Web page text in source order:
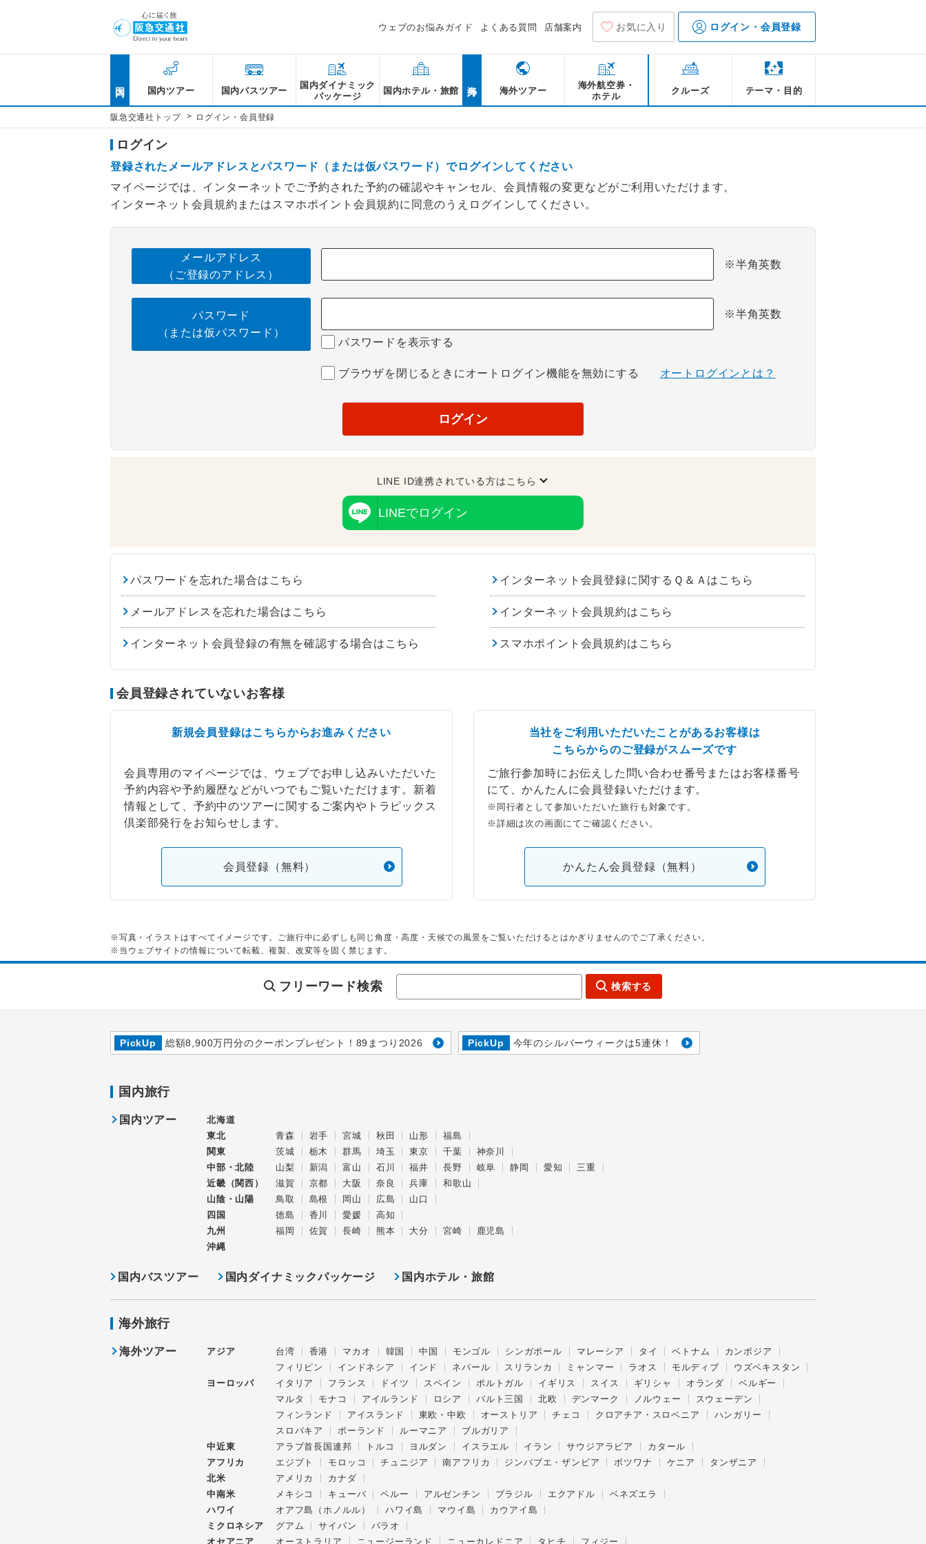
ウェブのお悩みガイド よくある質問 店舗案内 お気に入り ログイン・会員登録
国内ツアー 国内バスツアー
国内ダイナミック
パッケージ
国内ホテル・旅館 海外ツアー
海外航空券・
ホテル
クルーズ テーマ・目的
阪急交通社トップ > ログイン・会員登録
ログイン
登録されたメールアドレスとパスワード（または仮パスワード）でログインしてください
マイページでは、インターネットでご予約された予約の確認やキャンセル、会員情報の変更などがご利用いただけます。
インターネット会員規約またはスマホポイント会員規約に同意のうえログインしてください。
メールアドレス
（ご登録のアドレス）
※半角英数
パスワード
（または仮パスワード）
※半角英数
パスワードを表示する
ブラウザを閉じるときにオートログイン機能を無効にする オートログインとは？
ログイン
LINE ID連携されている方はこちら
LINEでログイン
パスワードを忘れた場合はこちら インターネット会員登録に関するＱ＆Ａはこちら
メールアドレスを忘れた場合はこちら インターネット会員規約はこちら
インターネット会員登録の有無を確認する場合はこちら スマホポイント会員規約はこちら
会員登録されていないお客様
新規会員登録はこちらからお進みください
会員専用のマイページでは、ウェブでお申し込みいただいた
予約内容や予約履歴などがいつでもご覧いただけます。新着
情報として、予約中のツアーに関するご案内やトラピックス
倶楽部発行をお知らせします。
会員登録（無料）
当社をご利用いただいたことがあるお客様は
こちらからのご登録がスムーズです
ご旅行参加時にお伝えした問い合わせ番号またはお客様番号
にて、かんたんに会員登録いただけます。
※同行者として参加いただいた旅行も対象です。
※詳細は次の画面にてご確認ください。
かんたん会員登録（無料）
※写真・イラストはすべてイメージです。ご旅行中に必ずしも同じ角度・高度・天候での風景をご覧いただけるとはかぎりませんのでご了承ください。
※当ウェブサイトの情報について転載、複製、改変等を固く禁じます。
フリーワード検索 検索する
PickUp 総額8,900万円分のクーポンプレゼント！89まつり2026 PickUp 今年のシルバーウィークは5連休！
国内旅行
国内ツアー
北海道
東北
青森 岩手 宮城 秋田 山形
福島
関東
茨城 栃木 群馬 埼玉 東京 千葉
神奈川
中部・北陸
山梨 新潟 富山 石川 福井 長野 岐阜 静岡 愛知
三重
近畿（関西）
滋賀 京都 大阪 奈良 兵庫
和歌山
山陰・山陽
鳥取 島根 岡山 広島
山口
四国
徳島 香川 愛媛
高知
九州
福岡 佐賀 長崎 熊本 大分 宮崎
鹿児島
沖縄
国内バスツアー 国内ダイナミックパッケージ 国内ホテル・旅館
海外旅行
海外ツアー アジア 台湾 香港 マカオ 韓国 中国 モンゴル シンガポール マレーシア タイ ベトナム
カンボジア
フィリピン
インドネシア インド ネパール スリランカ ミャンマー ラオス モルディブ
ウズベキスタン
ヨーロッパ
イタリア フランス ドイツ スペイン ポルトガル イギリス スイス ギリシャ オランダ
ベルギー
マルタ
モナコ アイルランド ロシア バルト三国 北欧 デンマーク ノルウェー
スウェーデン
フィンランド
アイスランド 東欧・中欧 オーストリア チェコ クロアチア・スロベニア
ハンガリー
スロバキア
ポーランド ルーマニア
ブルガリア
中近東
アラブ首長国連邦 トルコ ヨルダン イスラエル イラン サウジアラビア
カタール
アフリカ
エジプト モロッコ チュニジア 南アフリカ ジンバブエ・ザンビア ボツワナ ケニア
タンザニア
北米
アメリカ
カナダ
中南米
メキシコ キューバ ペルー アルゼンチン ブラジル エクアドル
ベネズエラ
ハワイ
オアフ島（ホノルル） ハワイ島 マウイ島
カウアイ島
ミクロネシア
グアム サイパン
パラオ
オセアニア
オーストラリア ニュージーランド ニューカレドニア タヒチ フィジー